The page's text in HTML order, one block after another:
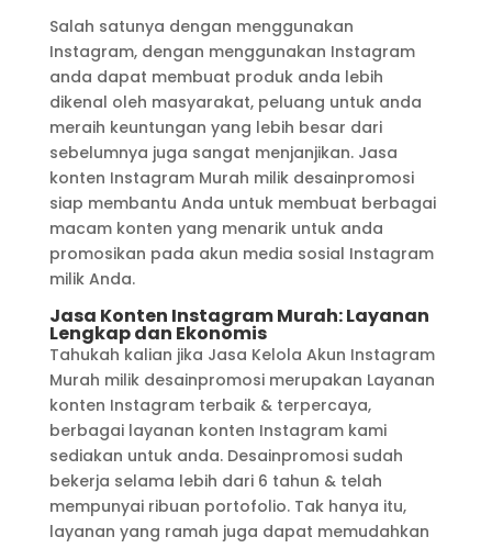
Salah satunya dengan menggunakan
Instagram, dengan menggunakan Instagram
anda dapat membuat produk anda lebih
dikenal oleh masyarakat, peluang untuk anda
meraih keuntungan yang lebih besar dari
sebelumnya juga sangat menjanjikan. Jasa
konten Instagram Murah milik desainpromosi
siap membantu Anda untuk membuat berbagai
macam konten yang menarik untuk anda
promosikan pada akun media sosial Instagram
milik Anda.
Jasa Konten Instagram Murah: Layanan
Lengkap dan Ekonomis
Tahukah kalian jika Jasa Kelola Akun Instagram
Murah milik desainpromosi merupakan Layanan
konten Instagram terbaik & terpercaya,
berbagai layanan konten Instagram kami
sediakan untuk anda. Desainpromosi sudah
bekerja selama lebih dari 6 tahun & telah
mempunyai ribuan portofolio. Tak hanya itu,
layanan yang ramah juga dapat memudahkan